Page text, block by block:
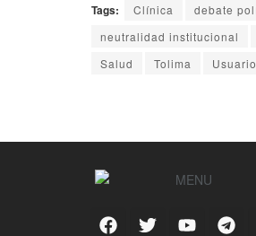
Tags: Clínica debate
neutralidad institucional
Salud
Tolima